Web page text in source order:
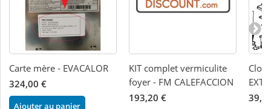
Carte mère - EVACALOR
324,00 €
Ajouter au panier
KIT complet vermiculite
foyer - FM CALEFACCION
193,20 €